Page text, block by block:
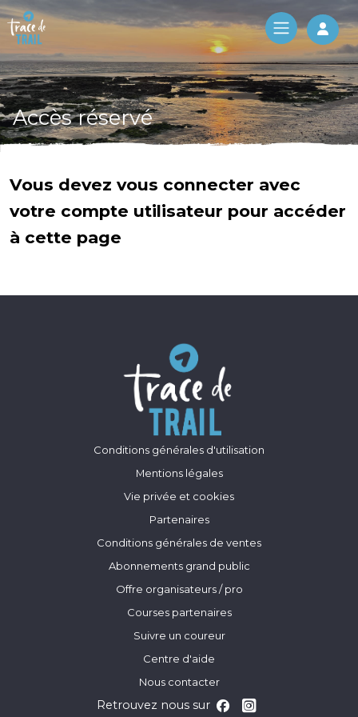
Log
Accès réservé
Vous devez vous connecter avec
votre compte utilisateur pour accéder
à cette page
Conditions générales d'utilisation
Mentions légales
Vie privée et cookies
Partenaires
Conditions générales de ventes
Abonnements grand public
Offre organisateurs / pro
Courses partenaires
Suivre un coureur
Centre d'aide
Nous contacter
Retrouvez nous sur